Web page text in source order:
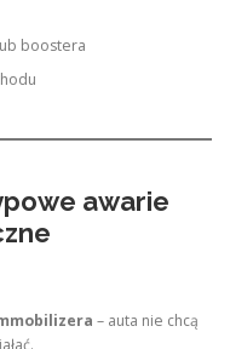
boostera
awarie
– auta nie chcą